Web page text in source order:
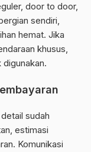
door to door,
sendiri,
hemat. Jika
khusus,
sudah
estimasi
Komunikasi